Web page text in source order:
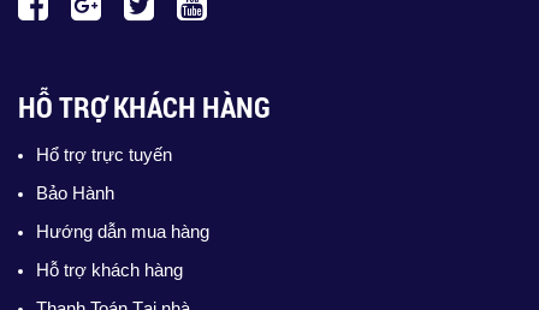
HỖ TRỢ KHÁCH HÀNG
Hổ trợ trực tuyến
Bảo Hành
Hướng dẫn mua hàng
Hỗ trợ khách hàng